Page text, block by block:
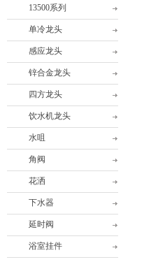
13500系列
单冷龙头
感应龙头
锌合金龙头
四方龙头
饮水机龙头
水咀
角阀
花洒
下水器
延时阀
浴室挂件